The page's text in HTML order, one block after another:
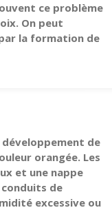
ce problème
On peut
la formation de
développement de
orangée. Les
et une nappe
de
excessive ou